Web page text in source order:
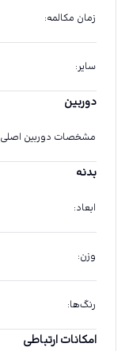
زمان مکالمه:
سایر:
دوربین
مشخصات دوربین اصلی
بدنه
ابعاد:
وزن:
رنگ‌ها:
امکانات ارتباطی